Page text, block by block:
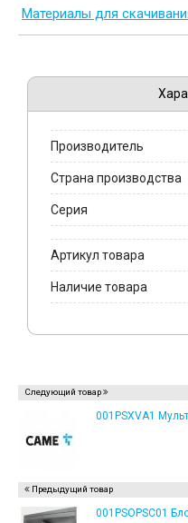
Материалы для
Производитель
Страна производства
Серия
Артикул товара
Наличие товара
Следующий товар
001PSXVA1
Предыдущий товар
001PSOPSC01